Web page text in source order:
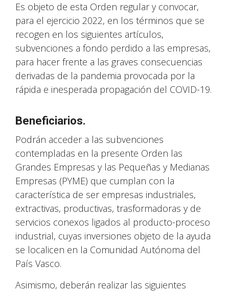
Es objeto de esta Orden regular y convocar,
para el ejercicio 2022, en los términos que se
recogen en los siguientes artículos,
subvenciones a fondo perdido a las empresas,
para hacer frente a las graves consecuencias
derivadas de la pandemia provocada por la
rápida e inesperada propagación del COVID-19.
Beneficiarios.
Podrán acceder a las subvenciones
contempladas en la presente Orden las
Grandes Empresas y las Pequeñas y Medianas
Empresas (PYME) que cumplan con la
característica de ser empresas industriales,
extractivas, productivas, trasformadoras y de
servicios conexos ligados al producto-proceso
industrial, cuyas inversiones objeto de la ayuda
se localicen en la Comunidad Autónoma del
País Vasco.
Asimismo, deberán realizar las siguientes